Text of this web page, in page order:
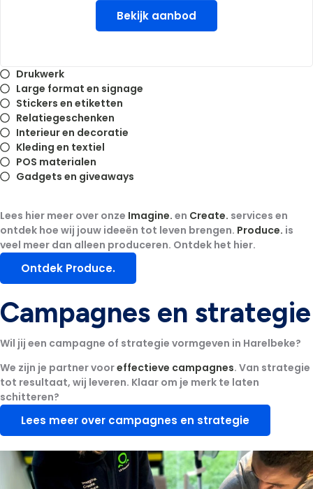
Bekijk aanbod
Drukwerk
Large format en signage
Stickers en etiketten
Relatiegeschenken
Interieur en decoratie
Kleding en textiel
POS materialen
Gadgets en giveaways
Lees hier meer over onze Imagine. en Create. services en
ontdek hoe wij jouw ideeën tot leven brengen. Produce. is
veel meer dan alleen produceren. Ontdek het hier.
Ontdek Produce.
Campagnes en strategie
Wil jij een campagne of strategie vormgeven in Harelbeke?
We zijn je partner vooreffectieve campagnes. Van strategie
tot resultaat, wij leveren. Klaar om je merk te laten
schitteren?
Lees meer over campagnes en strategie